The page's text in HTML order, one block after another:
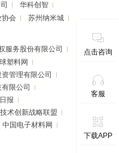
华科创智
协会
苏州纳米城
服务股份有限公司
塑料网
管理有限公司
限公司
报
术创新战略联盟
中国电子材料网
点击咨询
客服
下载APP